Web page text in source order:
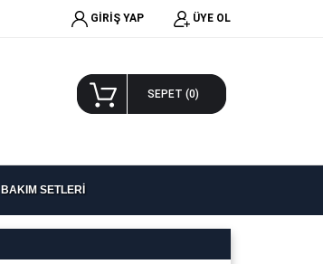
GİRİŞ YAP ÜYE OL
SEPET (0)
BAKIM SETLERİ